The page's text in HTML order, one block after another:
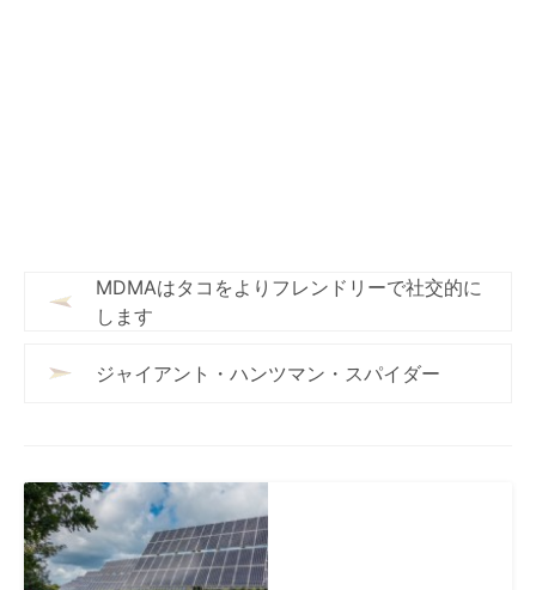
MDMAはタコをよりフレンドリーで社交的に
します
ジャイアント・ハンツマン・スパイダー